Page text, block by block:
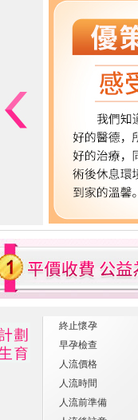
終止懷孕
早孕檢查
人流價格
人流時間
人流前準備